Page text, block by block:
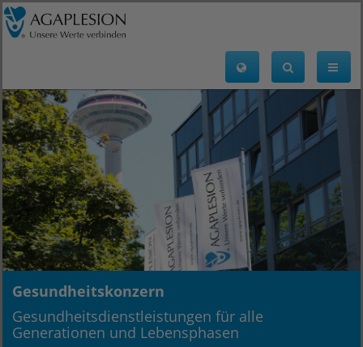
Gesundheitskonzern
Gesundheitsdienstleistungen für alle
Generationen und Lebensphasen